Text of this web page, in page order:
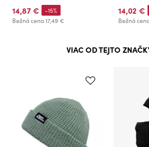
14,87 €
Bežná cena17,49 €
-15% 14,02 €
Bežná
VIAC OD TEJTO